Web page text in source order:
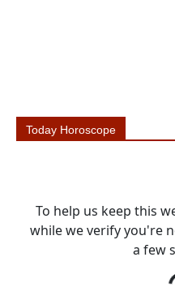
Today Horoscope